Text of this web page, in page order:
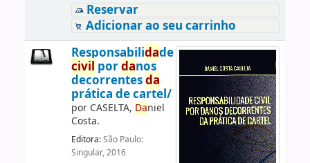
Reservar
Adicionar ao seu carrinho
Responsabilidade
civil pordanos
decorrentesda
prática de cartel/
por CASELTA, Daniel
Costa.
Editora:São Paulo:
Singular, 2016